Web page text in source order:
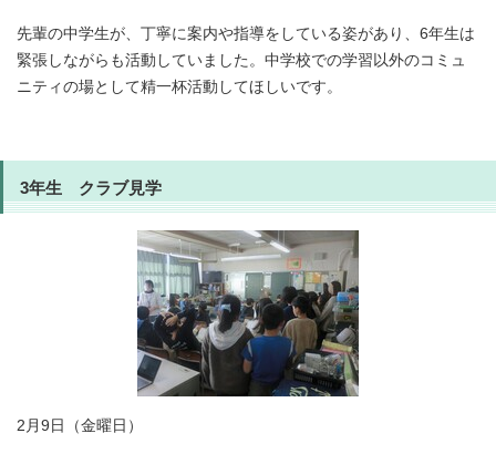
先輩の中学生が、丁寧に案内や指導をしている姿があり、6年生は
緊張しながらも活動していました。中学校での学習以外のコミュ
ニティの場として精一杯活動してほしいです。
3年生 クラブ見学
2月9日（金曜日）